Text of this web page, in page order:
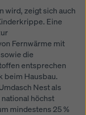
wird, zeigt sich auch
Eine
Fernwärme mit
die
entsprechen
beim Hausbau.
Nest als
höchst
mindestens 25 %